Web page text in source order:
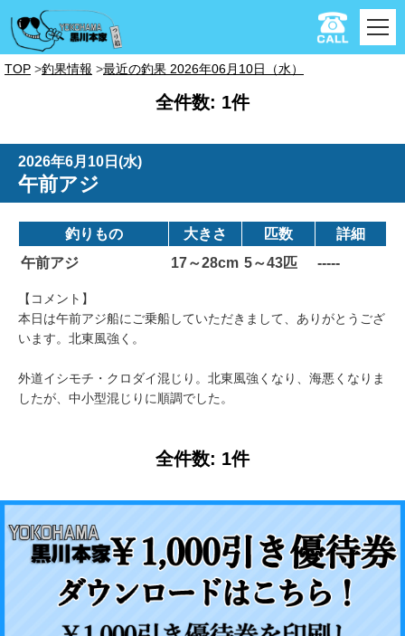
TOP 釣果情報 最近の釣果 2026年06月10日（水）
全件数: 1件
2026年6月10日(水)
午前アジ
釣りもの 大きさ 匹数
詳細
午前アジ
17～28cm 5～43匹 -----
【コメント】
本日は午前アジ船にご乗船していただきまして、ありがとうござ
います。北東風強く。
外道イシモチ・クロダイ混じり。北東風強くなり、海悪くなりま
したが、中小型混じりに順調でした。
全件数: 1件